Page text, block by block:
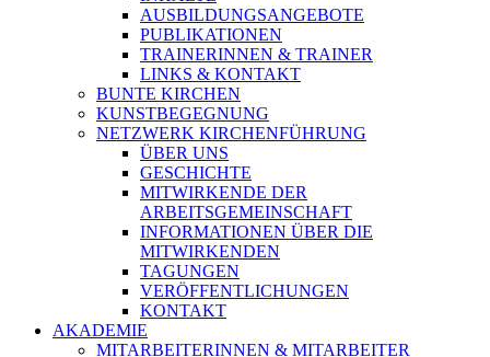
AUSBILDUNGSANGEBOTE
PUBLIKATIONEN
TRAINERINNEN & TRAINER
LINKS & KONTAKT
BUNTE KIRCHEN
KUNSTBEGEGNUNG
NETZWERK KIRCHENFÜHRUNG
ÜBER UNS
GESCHICHTE
MITWIRKENDE DER
ARBEITSGEMEINSCHAFT
INFORMATIONEN ÜBER DIE
MITWIRKENDEN
TAGUNGEN
VERÖFFENTLICHUNGEN
KONTAKT
AKADEMIE
MITARBEITERINNEN & MITARBEITER